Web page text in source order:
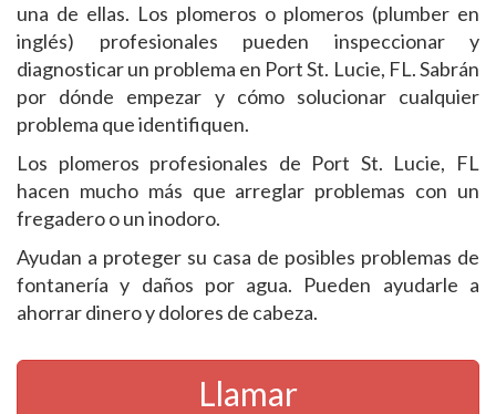
una de ellas. Los plomeros o plomeros (plumber en
inglés) profesionales pueden inspeccionar y
diagnosticar un problema en Port St. Lucie, FL. Sabrán
por dónde empezar y cómo solucionar cualquier
problema que identifiquen.
Los plomeros profesionales de Port St. Lucie, FL
hacen mucho más que arreglar problemas con un
fregadero o un inodoro.
Ayudan a proteger su casa de posibles problemas de
fontanería y daños por agua. Pueden ayudarle a
ahorrar dinero y dolores de cabeza.
Llamar